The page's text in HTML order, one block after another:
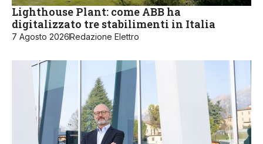
Lighthouse Plant: come ABB ha
digitalizzato tre stabilimenti in Italia
7 Agosto 2026Redazione Elettro